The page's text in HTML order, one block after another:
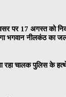
पर 17 अगस्त को
भगवान नीलकंठ का
रहा चालक पुलिस के